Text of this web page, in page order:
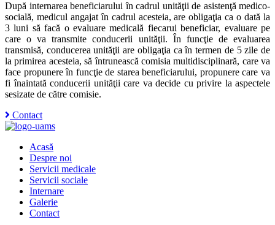
După internarea beneficiarului în cadrul unităţii de asistenţă medico-
socială, medicul angajat în cadrul acesteia, are obligaţia ca o dată la
3 luni să facă o evaluare medicală fiecarui beneficiar, evaluare pe
care o va transmite conducerii unităţii. În funcţie de evaluarea
transmisă, conducerea unităţii are obligaţia ca în termen de 5 zile de
la primirea acesteia, să întrunească comisia multidisciplinară, care va
face propunere în funcţie de starea beneficiarului, propunere care va
fi înaintată conducerii unităţii care va decide cu privire la aspectele
sesizate de către comisie.
Contact
Acasă
Despre noi
Servicii medicale
Servicii sociale
Internare
Galerie
Contact